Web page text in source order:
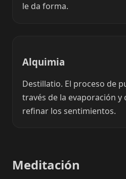
le da forma.
Alquimia
Destillatio. El proceso de
través de la evaporación y
refinar los sentimientos.
Meditación